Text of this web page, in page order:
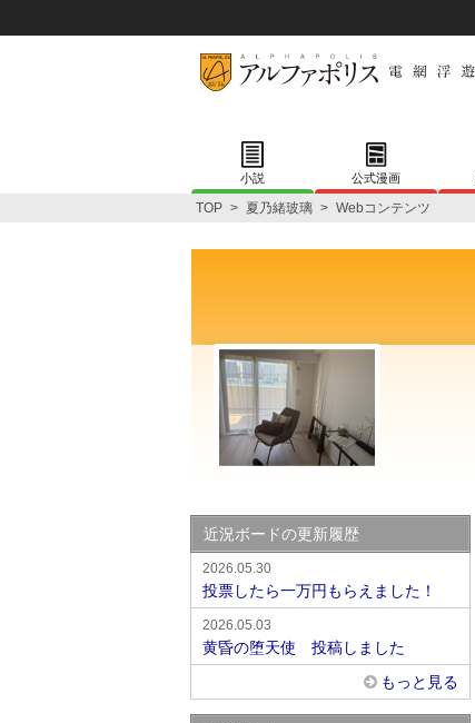
小説 公式漫画
TOP > 夏乃緒玻璃 > Webコンテンツ
近況ボードの更新履歴
2026.05.30
投票したら一万円もらえました！
2026.05.03
黄昏の堕天使 投稿しました
もっと見る